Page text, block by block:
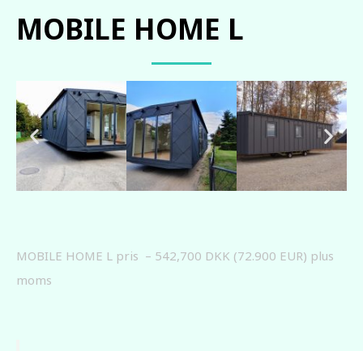
MOBILE HOME L
MOBILE HOME L pris – 542,700 DKK (72.900 EUR) plus
moms